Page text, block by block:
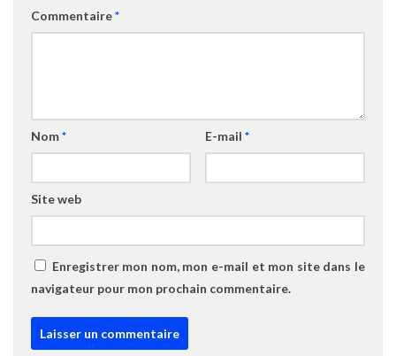
Commentaire*
Nom* E-mail *
Site web
Enregistrer mon nom, mon e-mail et mon site dans le
navigateur pour mon prochain commentaire.